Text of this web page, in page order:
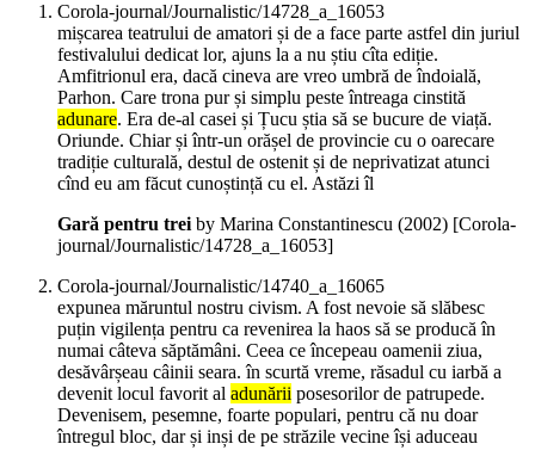
Corola-journal/Journalistic/14728_a_16053
mișcarea teatrului de amatori și de a face parte astfel din juriul
festivalului dedicat lor, ajuns la a nu știu cîta ediție.
Amfitrionul era, dacă cineva are vreo umbră de îndoială,
Parhon. Care trona pur și simplu peste întreaga cinstită
adunare. Era de-al casei și Țucu știa să se bucure de viață.
Oriunde. Chiar și într-un orășel de provincie cu o oarecare
tradiție culturală, destul de ostenit și de neprivatizat atunci
cînd eu am făcut cunoștință cu el. Astăzi îl
Gară pentru treiby Marina Constantinescu (2002) [Corola-
journal/Journalistic/14728_a_16053]
Corola-journal/Journalistic/14740_a_16065
expunea măruntul nostru civism. A fost nevoie să slăbesc
puțin vigilența pentru ca revenirea la haos să se producă în
numai câteva săptămâni. Ceea ce începeau oamenii ziua,
desăvârșeau câinii seara. în scurtă vreme, răsadul cu iarbă a
devenit locul favorit al adunării posesorilor de patrupede.
Devenisem, pesemne, foarte populari, pentru că nu doar
întregul bloc, dar și inși de pe străzile vecine își aduceau